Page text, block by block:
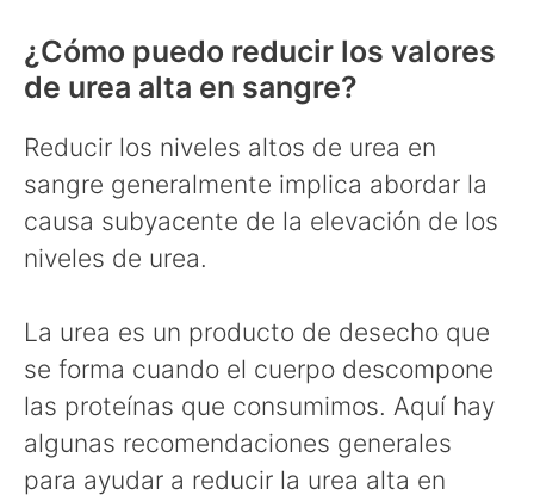
¿Cómo puedo reducir los valores
de urea alta en sangre?
Reducir los niveles altos de urea en
sangre generalmente implica abordar la
causa subyacente de la elevación de los
niveles de urea.
La urea es un producto de desecho que
se forma cuando el cuerpo descompone
las proteínas que consumimos. Aquí hay
algunas recomendaciones generales
para ayudar a reducir la urea alta en